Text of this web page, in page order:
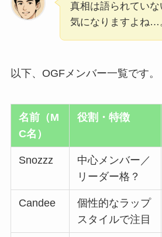
真相は語られていな
気になりますよね…
以下、OGFメンバー一覧です。
名前（M
C名）
役割・特徴
Snozzz
中心メンバー／
リーダー格？
Candee
個性的なラップ
スタイルで注目